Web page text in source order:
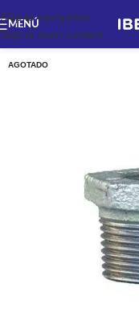
Skip to navigation
Skip to main content
MENÚ
AGOTADO